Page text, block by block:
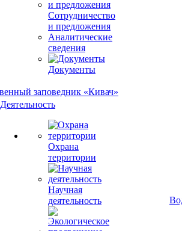
Сотрудничество
и предложения
Аналитические
сведения
Документы
Деятельность
Охрана
территории
Научная
деятельность